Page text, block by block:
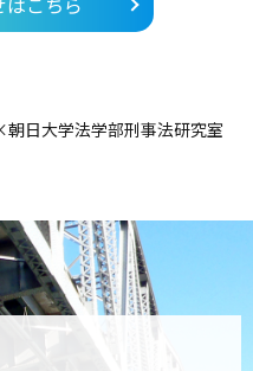
日大学法学部刑事法研究室